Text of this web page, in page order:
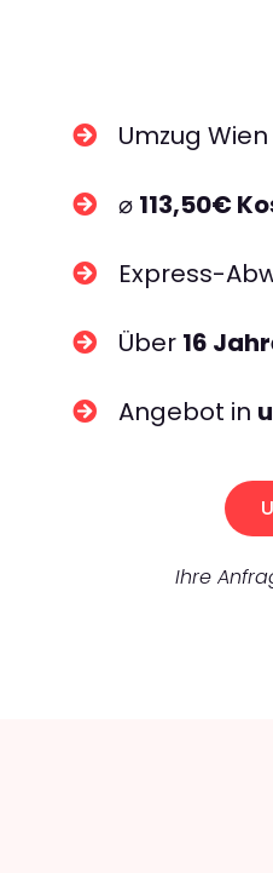
Umzug
⌀ 113,50€
Express-
Über 16
Angebot in
Ihre